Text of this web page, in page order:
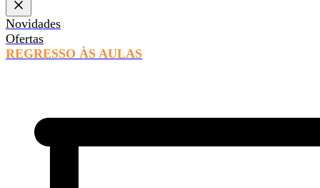
Novidades
Ofertas
REGRESSO ÀS AULAS